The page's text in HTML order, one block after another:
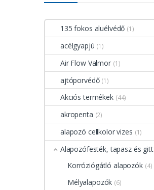
135 fokos aluélvédő (1)
acélgyapjú (1)
Air Flow Valmor (1)
ajtóporvédő (1)
Akciós termékek (44)
akropenta (2)
alapozó cellkolor vizes (1)
Alapozófesték, tapasz és gitt
Korróziógátló alapozók (4)
Mélyalapozók (6)